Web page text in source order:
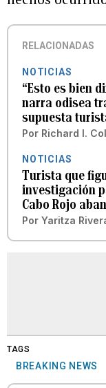
RELACIONADAS
NOTICIAS
“Esto es bien
narra odisea
supuesta
Por Richard I.
NOTICIAS
Turista que
investigación
Cabo Rojo
Por Yaritza
TAGS
BREAKING NEWS